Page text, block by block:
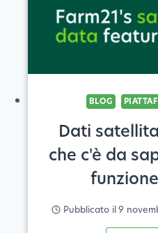
BLOG
Dati
che c'è da
Pubblicato il9